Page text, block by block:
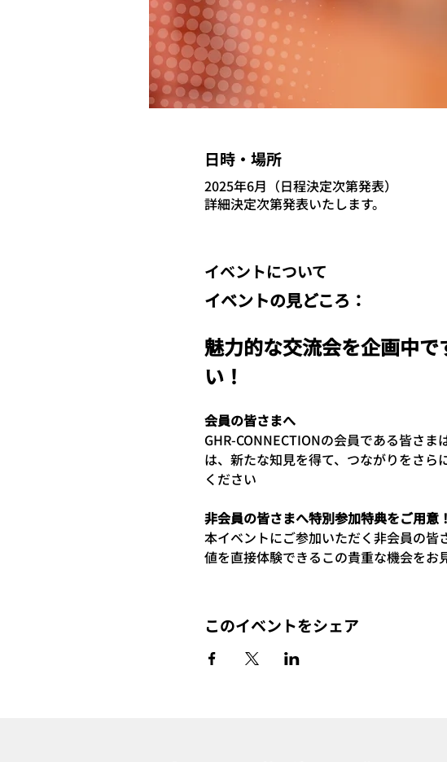
日時・場所
2025年6月（日程決定次第発表）
詳細決定次第発表いたします。
イベントについて
イベントの見どころ：
魅力的な交流会を企画中
い！
会員の皆さまへ
GHR-CONNECTIONの会員である皆さ
は、新たな知見を得て、つながりをさ
ください
非会員の皆さまへ特別参加特典をご用意！
本イベントにご参加いただく非会員の皆
値を直接体験できるこの貴重な機会をお
このイベントをシェア